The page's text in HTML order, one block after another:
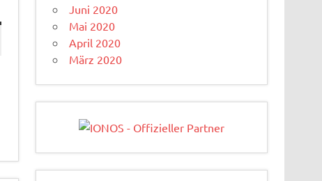
Juni 2020
Mai 2020
April 2020
März 2020